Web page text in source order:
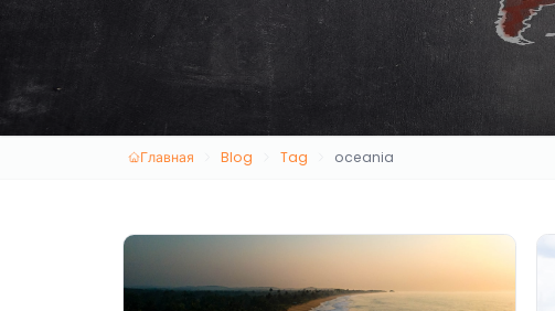
Главная Blog Tag oceania